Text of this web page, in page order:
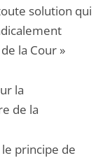
solution qui
la Cour »
la
de la
principe de